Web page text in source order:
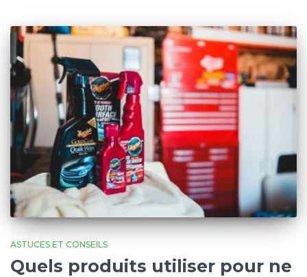
ASTUCES ET CONSEILS
Quels produits utiliser pour ne